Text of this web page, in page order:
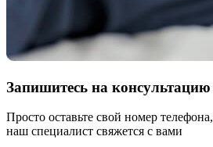
Запишитесь на консультацию
Просто оставьте свой номер телефона,
наш специалист свяжется с вами